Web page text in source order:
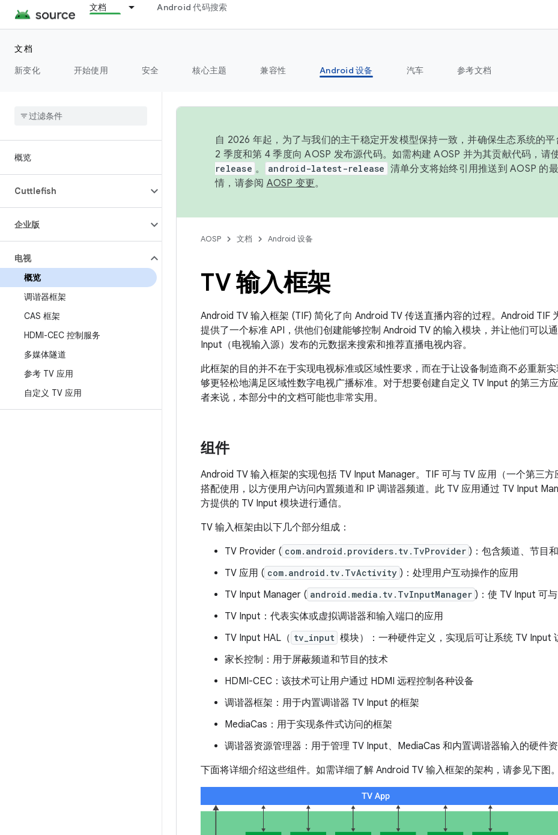
文档 Android 代码搜索
文档
新变化
开始使用 安全 核心主题 兼容性 Android 设备 汽车 参考文档
概览
Cuttlefish
企业版
电视
概览
调谐器框架
CAS 框架
HDMI-CEC 控制服务
多媒体隧道
参考 TV 应用
自定义 TV 应用
自 2026 年起，为了与我们的主干稳定开发模型保持一致，并确保生态系统的
2 季度和第 4 季度向 AOSP 发布源代码。如需构建 AOSP 并为其贡献代码，请
release 。 android-latest-release 清单分支将始终引用推送到 AOSP 的
情，请参阅 AOSP 变更。
AOSP 文档 Android 设备
TV 输入框架
Android TV 输入框架 (TIF) 简化了向 Android TV 传送直播内容的过程。Android TIF
提供了一个标准 API，供他们创建能够控制 Android TV 的输入模块，并让他们可以
Input（电视输入源）发布的元数据来搜索和推荐直播电视内容。
此框架的目的并不在于实现电视标准或区域性要求，而在于让设备制造商不必重新
够更轻松地满足区域性数字电视广播标准。对于想要创建自定义 TV Input 的第三方
者来说，本部分中的文档可能也非常实用。
组件
Android TV 输入框架的实现包括 TV Input Manager。TIF 可与 TV 应用（一个第三方
搭配使用，以方便用户访问内置频道和 IP 调谐器频道。此 TV 应用通过 TV Input
方提供的 TV Input 模块进行通信。
TV 输入框架由以下几个部分组成：
TV Provider ( com.android.providers.tv.TvProvider )：包含频道、节目
TV 应用 ( com.android.tv.TvActivity )：处理用户互动操作的应用
TV Input Manager ( android.media.tv.TvInputManager )：使 TV Input 可
TV Input：代表实体或虚拟调谐器和输入端口的应用
TV Input HAL（ tv_input 模块）：一种硬件定义，实现后可让系统 TV Input
家长控制：用于屏蔽频道和节目的技术
HDMI-CEC：该技术可让用户通过 HDMI 远程控制各种设备
调谐器框架：用于内置调谐器 TV Input 的框架
MediaCas：用于实现条件式访问的框架
调谐器资源管理器：用于管理 TV Input、MediaCas 和内置调谐器输入的硬件
下面将详细介绍这些组件。如需详细了解 Android TV 输入框架的架构，请参见下图。